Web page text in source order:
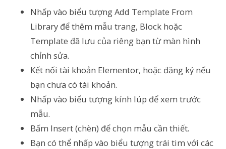
Nhấp vào biểu tượng Add Template From
Library để thêm mẫu trang, Block hoặc
Template đã lưu của riêng bạn từ màn hình
chỉnh sửa.
Kết nối tài khoản Elementor, hoặc đăng ký nếu
bạn chưa có tài khoản.
Nhấp vào biểu tượng kính lúp để xem trước
mẫu.
Bấm Insert (chèn) để chọn mẫu cần thiết.
Bạn có thể nhấp vào biểu tượng trái tim với các